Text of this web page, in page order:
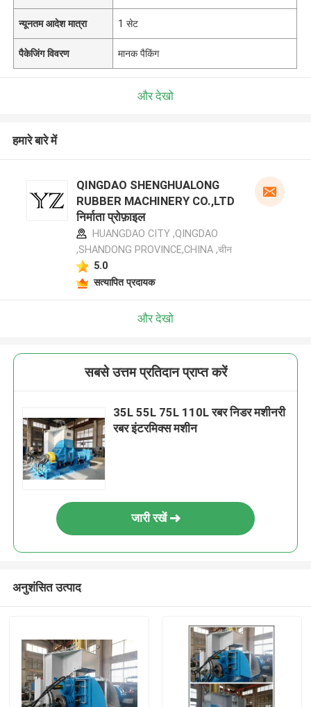
न्यूनतम आदेश मात्रा 1 सेट
पैकेजिंग विवरण मानक पैकिंग
और देखो
हमारे बारे में
QINGDAO SHENGHUALONG
RUBBER MACHINERY CO.,LTD
निर्माता प्रोफ़ाइल
HUANGDAO CITY ,QINGDAO
,SHANDONG PROVINCE,CHINA ,चीन
5.0
सत्यापित प्रदायक
और देखो
सबसे उत्तम प्रतिदान प्राप्त करें
35L 55L 75L 110L रबर निडर मशीनरी
रबर इंटरमिक्स मशीन
जारी रखें
अनुशंसित उत्पाद